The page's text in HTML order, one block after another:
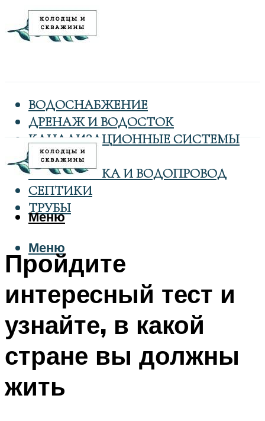
ВОДОСНАБЖЕНИЕ
ДРЕНАЖ И ВОДОСТОК
КАНАЛИЗАЦИОННЫЕ СИСТЕМЫ
КОЛОДЦЫ
САНТЕХНИКА И ВОДОПРОВОД
СЕПТИКИ
ТРУБЫ
Меню
Меню
Пройдите
интересный тест и
узнайте, в какой
стране вы должны
жить